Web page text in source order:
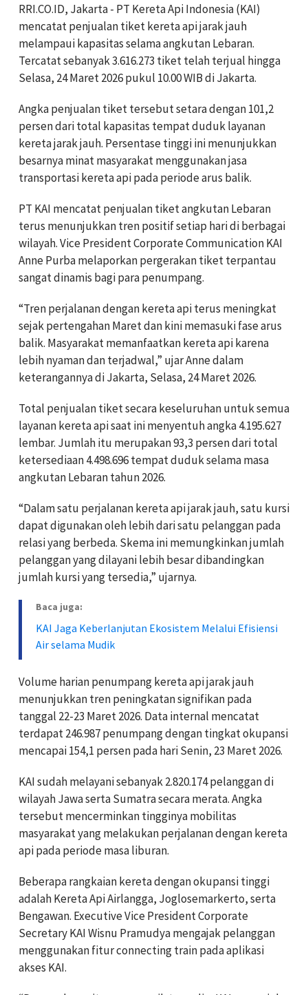
RRI.CO.ID, Jakarta - PT Kereta Api Indonesia (KAI)
mencatat penjualan tiket kereta api jarak jauh
melampaui kapasitas selama angkutan Lebaran.
Tercatat sebanyak 3.616.273 tiket telah terjual hingga
Selasa, 24 Maret 2026 pukul 10.00 WIB di Jakarta.
Angka penjualan tiket tersebut setara dengan 101,2
persen dari total kapasitas tempat duduk layanan
kereta jarak jauh. Persentase tinggi ini menunjukkan
besarnya minat masyarakat menggunakan jasa
transportasi kereta api pada periode arus balik.
PT KAI mencatat penjualan tiket angkutan Lebaran
terus menunjukkan tren positif setiap hari di berbagai
wilayah. Vice President Corporate Communication KAI
Anne Purba melaporkan pergerakan tiket terpantau
sangat dinamis bagi para penumpang.
“Tren perjalanan dengan kereta api terus meningkat
sejak pertengahan Maret dan kini memasuki fase arus
balik. Masyarakat memanfaatkan kereta api karena
lebih nyaman dan terjadwal,” ujar Anne dalam
keterangannya di Jakarta, Selasa, 24 Maret 2026.
Total penjualan tiket secara keseluruhan untuk semua
layanan kereta api saat ini menyentuh angka 4.195.627
lembar. Jumlah itu merupakan 93,3 persen dari total
ketersediaan 4.498.696 tempat duduk selama masa
angkutan Lebaran tahun 2026.
“Dalam satu perjalanan kereta api jarak jauh, satu kursi
dapat digunakan oleh lebih dari satu pelanggan pada
relasi yang berbeda. Skema ini memungkinkan jumlah
pelanggan yang dilayani lebih besar dibandingkan
jumlah kursi yang tersedia,” ujarnya.
Baca juga:
KAI Jaga Keberlanjutan Ekosistem Melalui Efisiensi
Air selama Mudik
Volume harian penumpang kereta api jarak jauh
menunjukkan tren peningkatan signifikan pada
tanggal 22-23 Maret 2026. Data internal mencatat
terdapat 246.987 penumpang dengan tingkat okupansi
mencapai 154,1 persen pada hari Senin, 23 Maret 2026.
KAI sudah melayani sebanyak 2.820.174 pelanggan di
wilayah Jawa serta Sumatra secara merata. Angka
tersebut mencerminkan tingginya mobilitas
masyarakat yang melakukan perjalanan dengan kereta
api pada periode masa liburan.
Beberapa rangkaian kereta dengan okupansi tinggi
adalah Kereta Api Airlangga, Joglosemarkerto, serta
Bengawan. Executive Vice President Corporate
Secretary KAI Wisnu Pramudya mengajak pelanggan
menggunakan fitur connecting train pada aplikasi
akses KAI.